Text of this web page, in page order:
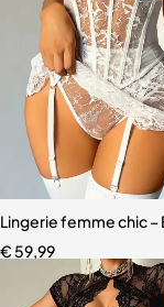
Lingerie femme chic
€ 59,99